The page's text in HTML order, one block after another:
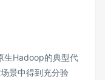
生Hadoop的典型代
景中得到充分验